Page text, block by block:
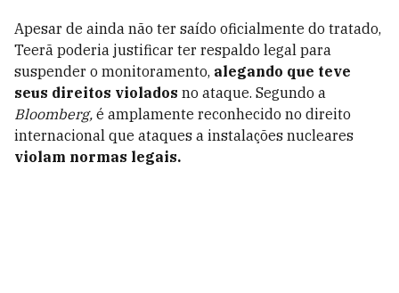
Apesar de ainda não ter saído oficialmente do tratado,
Teerã poderia justificar ter respaldo legal para
suspender o monitoramento, alegando que teve
seus direitos violados no ataque. Segundo a
Bloomberg, é amplamente reconhecido no direito
internacional que ataques a instalações nucleares
violam normas legais.